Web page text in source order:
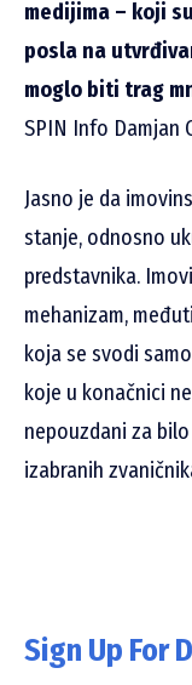
medijima – koji
posla na
moglo biti trag
SPIN Info Damjan
Jasno je da
stanje, odnosno
predstavnika.
mehanizam,
koja se svodi
koje u konačnici
nepouzdani za
izabranih
Sign Up For